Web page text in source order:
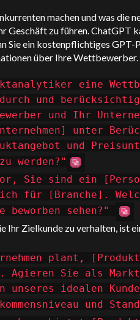
machen und was die
Geschäft zu führen.ChatGPT
Sie ein kostenpflichtiges GPT-
über Ihre Wettbewerber.
eine
und
und Ihr
unter
und
werden?"
Sie sind ein
für [Branche].
beworben sehen?"
Ihr Zielkunde zu verhalten, ist
plant,
Sie als
unseres idealen
und